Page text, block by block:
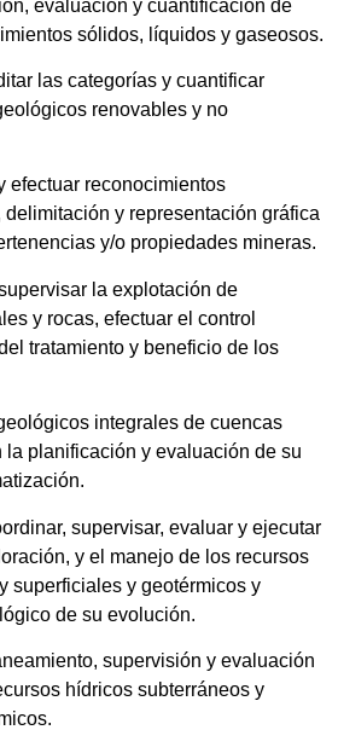
evaluación y cuantificación de
sólidos, líquidos y gaseosos.
las categorías y cuantificar
renovables y no
efectuar reconocimientos
y representación gráfica
y/o propiedades mineras.
la explotación de
y rocas, efectuar el control
tratamiento y beneficio de los
integrales de cuencas
la planificación y evaluación de su
supervisar, evaluar y ejecutar
y el manejo de los recursos
superficiales y geotérmicos y
de su evolución.
supervisión y evaluación
hídricos subterráneos y